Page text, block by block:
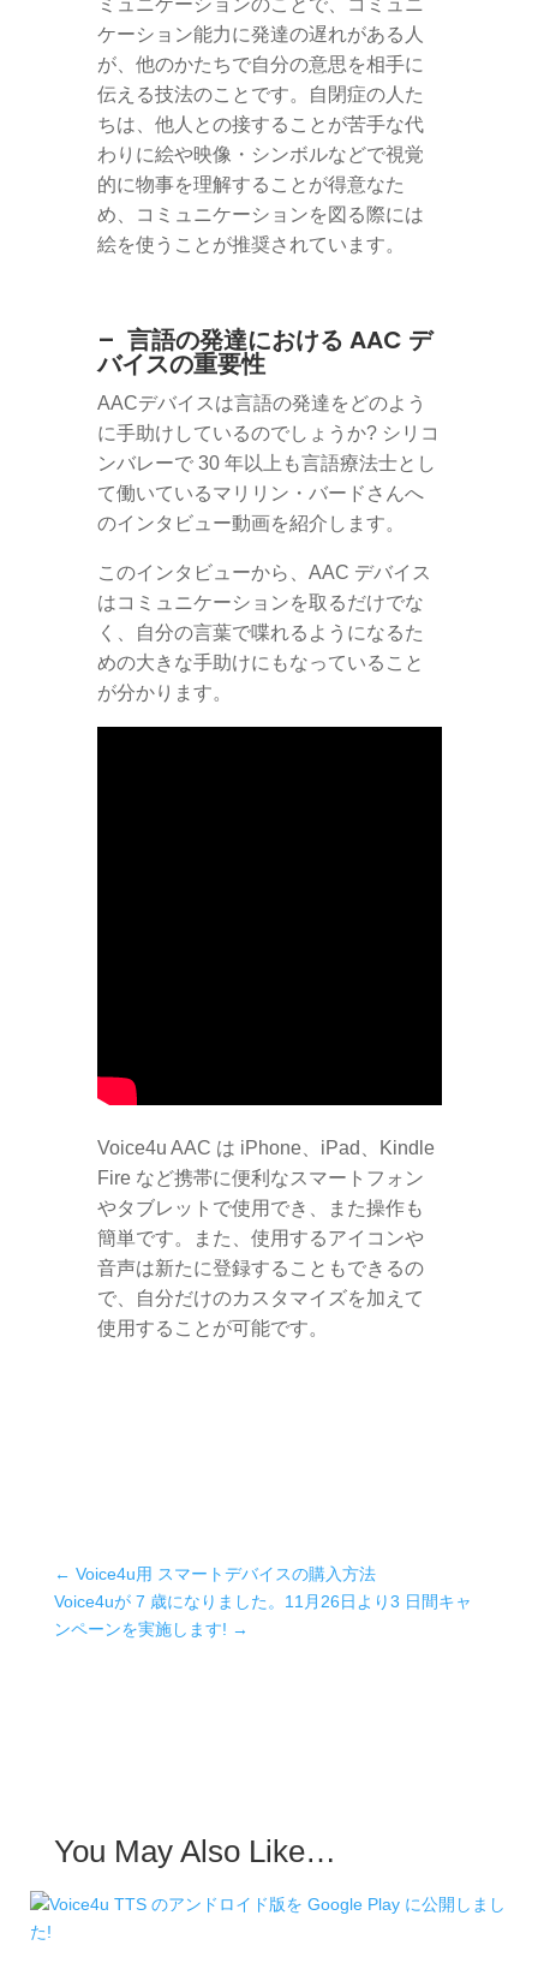
ミュニケーションのことで、コミュニ
ケーション能力に発達の遅れがある人
が、他のかたちで自分の意思を相手に
伝える技法のことです。自閉症の人た
ちは、他人との接することが苦手な代
わりに絵や映像・シンボルなどで視覚
的に物事を理解することが得意なた
め、コミュニケーションを図る際には
絵を使うことが推奨されています。
– 言語の発達における AAC デ
バイスの重要性
AACデバイスは言語の発達をどのよう
に手助けしているのでしょうか? シリコ
ンバレーで 30 年以上も言語療法士とし
て働いているマリリン・バードさんへ
のインタビュー動画を紹介します。
このインタビューから、AAC デバイス
はコミュニケーションを取るだけでな
く、自分の言葉で喋れるようになるた
めの大きな手助けにもなっていること
が分かります。
Voice4u AAC は iPhone、iPad、Kindle
Fire など携帯に便利なスマートフォン
やタブレットで使用でき、また操作も
簡単です。また、使用するアイコンや
音声は新たに登録することもできるの
で、自分だけのカスタマイズを加えて
使用することが可能です。
← Voice4u用 スマートデバイスの購入方法
Voice4uが 7 歳になりました。11月26日より3 日間キャ
ンペーンを実施します! →
You May Also Like…